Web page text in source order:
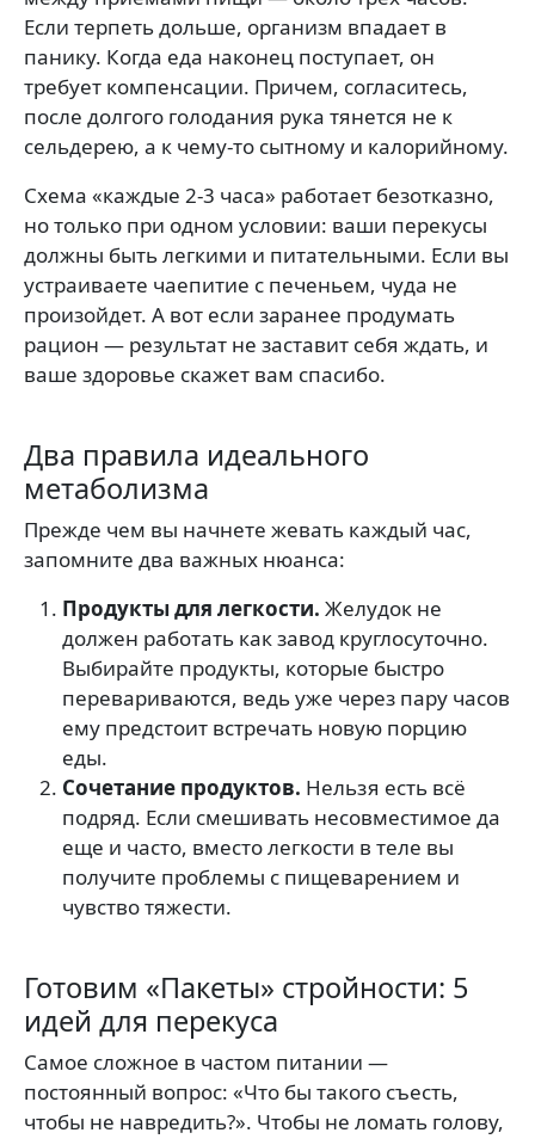
Если терпеть дольше, организм впадает в
панику. Когда еда наконец поступает, он
требует компенсации. Причем, согласитесь,
после долгого голодания рука тянется не к
сельдерею, а к чему-то сытному и калорийному.
Схема «каждые 2-3 часа» работает безотказно,
но только при одном условии: ваши перекусы
должны быть легкими и питательными. Если вы
устраиваете чаепитие с печеньем, чуда не
произойдет. А вот если заранее продумать
рацион — результат не заставит себя ждать, и
ваше здоровье скажет вам спасибо.
Два правила идеального
метаболизма
Прежде чем вы начнете жевать каждый час,
запомните два важных нюанса:
Продукты для легкости. Желудок не
должен работать как завод круглосуточно.
Выбирайте продукты, которые быстро
перевариваются, ведь уже через пару часов
ему предстоит встречать новую порцию
еды.
Сочетание продуктов. Нельзя есть всё
подряд. Если смешивать несовместимое да
еще и часто, вместо легкости в теле вы
получите проблемы с пищеварением и
чувство тяжести.
Готовим «Пакеты» стройности: 5
идей для перекуса
Самое сложное в частом питании —
постоянный вопрос: «Что бы такого съесть,
чтобы не навредить?». Чтобы не ломать голову,